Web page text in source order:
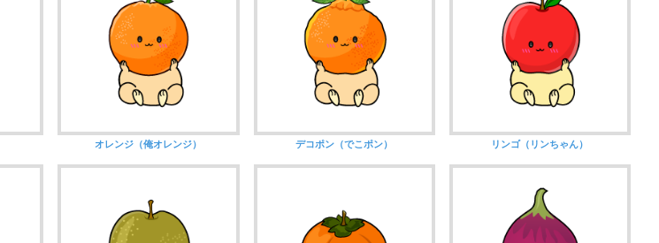
オレンジ（俺オレンジ） デコポン（でこポン） リンゴ（リンちゃん）